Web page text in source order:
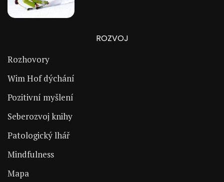
ROZVOJ
Rozhovory
Wim Hof dýchání
Pozitivní myšlení
Seberozvoj knihy
Patologický lhář
Mindfulness
Mapa